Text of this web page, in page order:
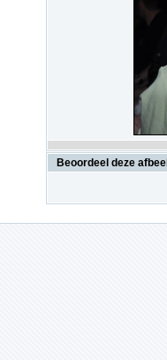
Beoordeel deze